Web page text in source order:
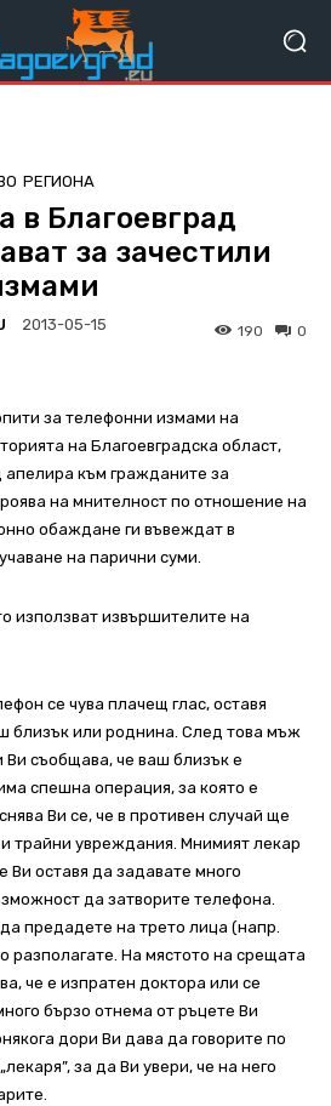
РЕГИОНА
в Благоевград
за зачестили
2013-05-15 0
190
за телефонни измами на
на Благоевградска област,
към гражданите за
на мнителност по отношение на
обаждане ги въвеждат в
на парични суми.
използват извършителите на
се чува плачещ глас, оставя
близък или роднина. След това мъж
Ви съобщава, че ваш близък е
спешна операция, за която е
Ви се, че в противен случай ще
трайни увреждания. Мнимият лекар
Ви оставя да задавате много
да затворите телефона.
предадете на трето лица (напр.
разполагате. На мястото на срещата
че е изпратен доктора или се
бързо отнема от ръцете Ви
дори Ви дава да говорите по
за да Ви увери, че на него